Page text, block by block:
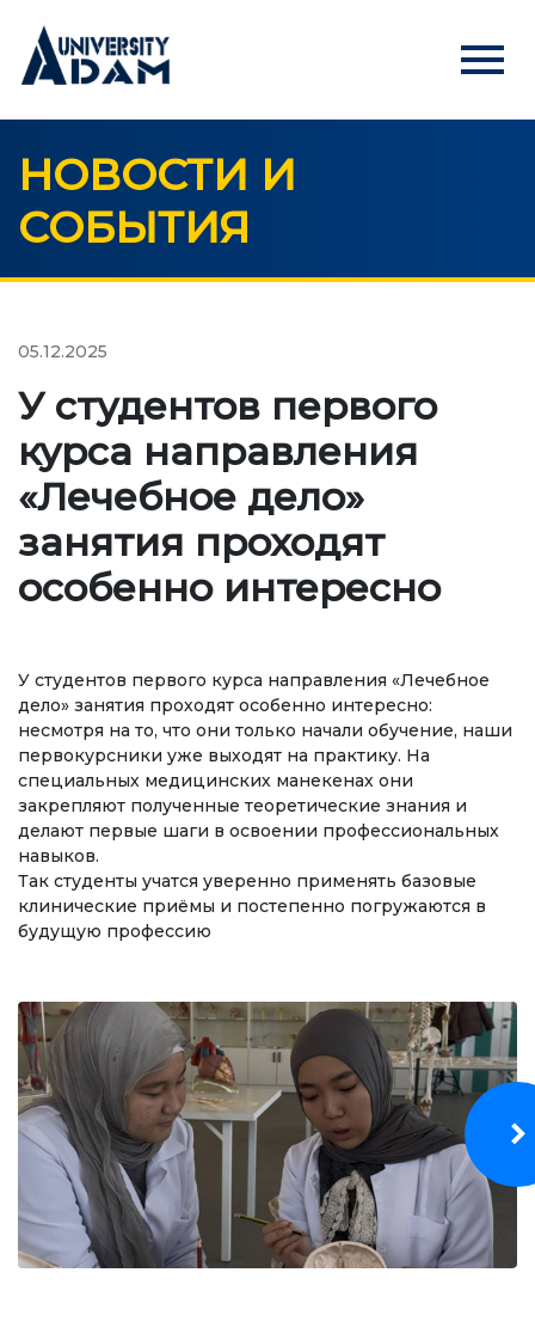
menu
Русский Кыргызча English
ГЛАВНАЯ
АБИТУРИЕНТАМ
УНИВЕРСИТЕТ
О нас
Обращение ректора
Регламентирующие документы
Руководство
Подразделения
Нормативные документы
Предложения и жалобы
Нет Коррупции!
ОБРАЗОВАНИЕ
УРОВНИ ОБРАЗОВАНИЯ
Бакалавриат
Магистратура
Специалитет
НАПРАВЛЕНИЯ ПОДГОТОВКИ
НОВОСТИ И
СОБЫТИЯ
05.12.2025
У студентов первого
курса направления
«Лечебное дело»
занятия проходят
особенно интересно
У студентов первого курса направления «Лечебное
дело» занятия проходят особенно интересно:
несмотря на то, что они только начали обучение, наши
первокурсники уже выходят на практику. На
специальных медицинских манекенах они
закрепляют полученные теоретические знания и
делают первые шаги в освоении профессиональных
навыков.
Так студенты учатся уверенно применять базовые
клинические приёмы и постепенно погружаются в
будущую профессию